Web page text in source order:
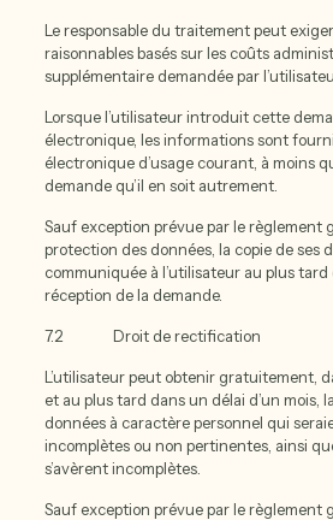
Le responsable du traitement peut
raisonnables basés sur les coûts
supplémentaire demandée par
Lorsque l’utilisateur introduit cette
électronique, les informations sont
électronique d’usage courant, à moins
demande qu’il en soit autrement.
Sauf exception prévue par le règlement
protection des données, la copie de ses
communiquée à l’utilisateur au plus tard
réception de la demande.
7.2 Droit de rectification
L’utilisateur peut obtenir gratuitement,
et au plus tard dans un délai d’un mois,
données à caractère personnel qui
incomplètes ou non pertinentes, ainsi
s’avèrent incomplètes.
Sauf exception prévue par le règlement